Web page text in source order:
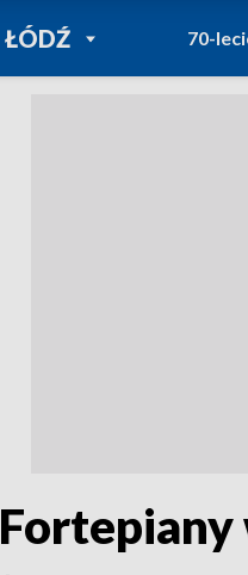
ŁÓDŹPOWRÓT DO
TVP REGIONY
70-
Fortepiany